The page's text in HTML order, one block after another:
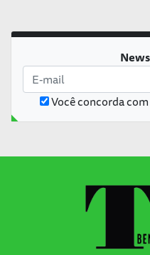
Você concorda